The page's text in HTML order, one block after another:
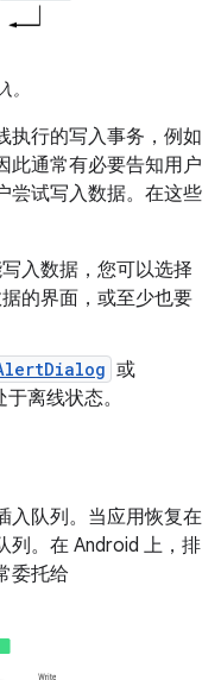
。
执行的写入事务，例如
此通常有必要告知用户
尝试写入数据。在这些
入数据，您可以选择
的界面，或至少也要
或
离线状态。
入队列。当应用恢复在
列。在 Android 上，排
委托给